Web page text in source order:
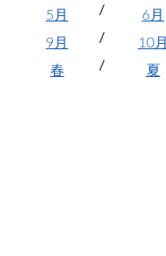
5月
6月
9月
10月
春
夏